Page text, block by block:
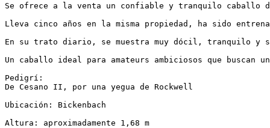
Se ofrece a la venta un confiable y tranquilo caballo
Lleva cinco años en la misma propiedad, ha sido
En su trato diario, se muestra muy dócil, tranquilo y
Un caballo ideal para amateurs ambiciosos que buscan
Pedigrí:
De Cesano II, por una yegua de Rockwell
Ubicación: Bickenbach
Altura: aproximadamente 1,68 m